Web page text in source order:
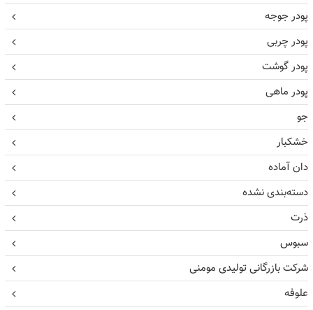
پودر جوجه
پودر چربی
پودر گوشت
پودر ماهی
جو
خشکبار
دان آماده
دسته‌بندی نشده
ذرت
سبوس
شرکت بازرگانی تولیدی مومنی
علوفه